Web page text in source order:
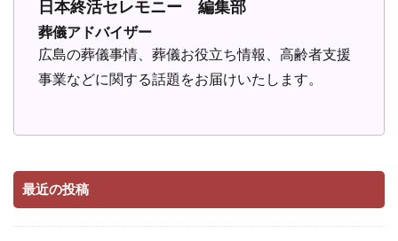
日本終活セレモニー 編集部
葬儀アドバイザー
広島の葬儀事情、葬儀お役立ち情報、高齢者支援
事業などに関する話題をお届けいたします。
最近の投稿